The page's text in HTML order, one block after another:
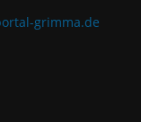
grimma.de